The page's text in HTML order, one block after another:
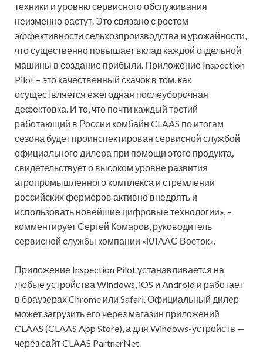
техники и уровню сервисного обслуживания
неизменно растут. Это связано с ростом
эффективности сельхозпроизводства и урожайности,
что существенно повышает вклад каждой отдельной
машины в создание прибыли. Приложение Inspection
Pilot – это качественный скачок в том, как
осуществляется ежегодная послеуборочная
дефектовка. И то, что почти каждый третий
работающий в России комбайн CLAAS по итогам
сезона будет проинспектирован сервисной службой
официального дилера при помощи этого продукта,
свидетельствует о высоком уровне развития
агропромышленного комплекса и стремлении
российских фермеров активно внедрять и
использовать новейшие цифровые технологии», –
комментирует Сергей Комаров, руководитель
сервисной службы компании «КЛААС Восток».
Приложение Inspection Pilot устанавливается на
любые устройства Windows, iOS и Android и работает
в браузерах Chrome или Safari. Официальный дилер
может загрузить его через магазин приложений
CLAAS (CLAAS App Store), а для Windows-устройств —
через сайт CLAAS PartnerNet.